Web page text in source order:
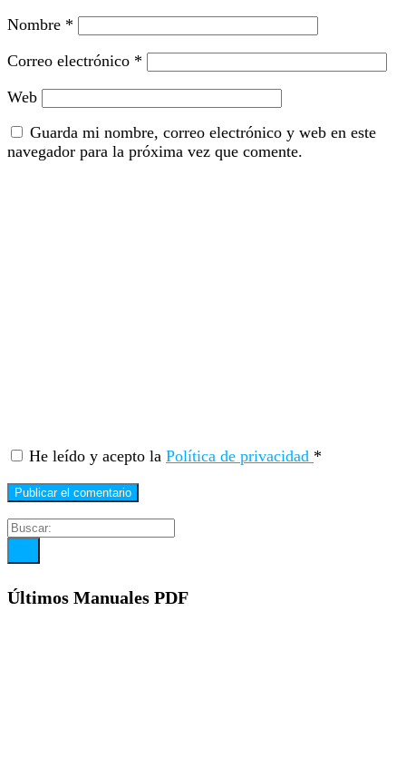
Nombre *
Correo electrónico *
Web
Guarda mi nombre, correo electrónico y web en este
navegador para la próxima vez que comente.
He leído y acepto la Política de privacidad *
Últimos Manuales PDF